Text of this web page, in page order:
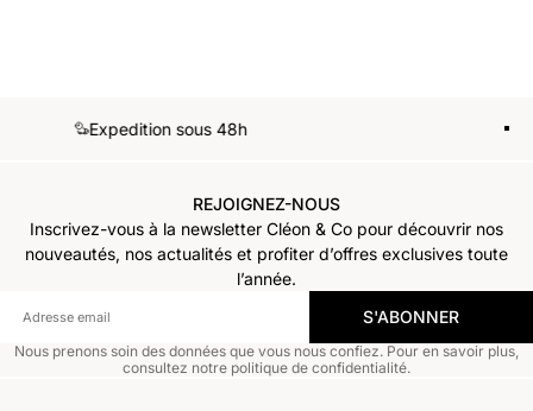
Expedition sous 48h 123
REJOIGNEZ-NOUS
Inscrivez-vous à la newsletter Cléon & Co pour découvrir nos
nouveautés, nos actualités et profiter d’offres exclusives toute
l’année.
S'ABONNER
Nous prenons soin des données que vous nous confiez. Pour en savoir plus,
consultez notre politique de confidentialité.